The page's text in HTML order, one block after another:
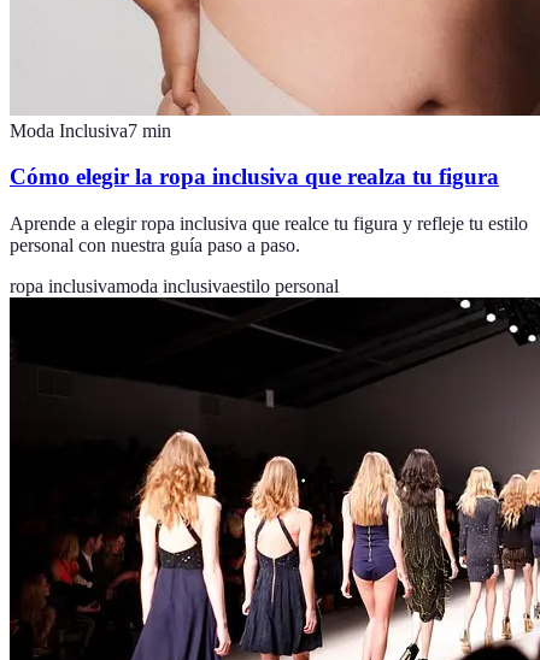
Moda Inclusiva7 min
Cómo elegir la ropa inclusiva que realza tu figura
Aprende a elegir ropa inclusiva que realce tu figura y refleje tu estilo
personal con nuestra guía paso a paso.
ropa inclusivamoda inclusivaestilo personal